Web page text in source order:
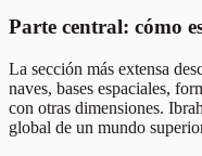
Parte central: cómo
La sección más extensa
naves, bases espaciales,
con otras dimensiones.
global de un mundo